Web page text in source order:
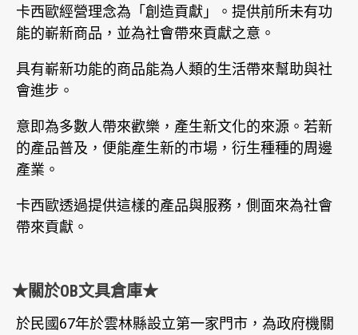
卡西歐經營理念為「創造貢獻」。提供前所未有功
能的嶄新商品，並為社會帶來貢獻之意。
具有嶄新功能的商品能為人類的生活帶來幫助與社
會進步。
意即為多數人帶來歡樂，產生新文化的來源。若新
的產品普及，便能產生新的市場，衍生種種的周邊
產業。
卡西歐透過提供這樣的產品與服務，側面來為社會
帶來貢獻。
★關於OB文具倉庫★
於民國67年於雲林縣設立第一家門市，為政府機關